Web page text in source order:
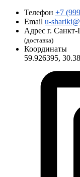
Телефон +7
Email u-
Адрес г. Санкт-
(доставка)
Координаты
59.926395,